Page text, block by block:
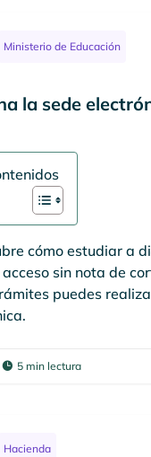
Ministerio de Educación
la sede
cómo estudiar a
sin nota de
puedes
 5 min lectura
Hacienda